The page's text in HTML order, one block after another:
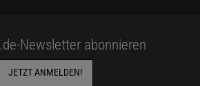
.de-Newsletter abonnieren
JETZT ANMELDEN!